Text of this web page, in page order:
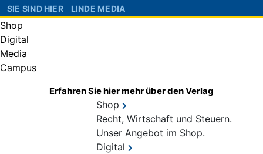
SIE SIND HIER LINDE MEDIA
Shop
Digital
Media
Campus
Erfahren Sie hier mehr über den Verlag
Shop
Recht, Wirtschaft und Steuern.
Unser Angebot im Shop.
Digital